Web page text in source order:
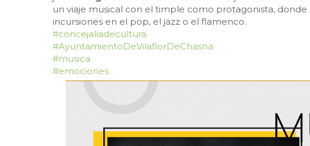
un viaje musical con el timple como protagonista,
incursiones en el pop, el jazz o el flamenco.
#concejaliadecultura
#AyuntamientoDeVilaflorDeChasna
#musica
#emociones